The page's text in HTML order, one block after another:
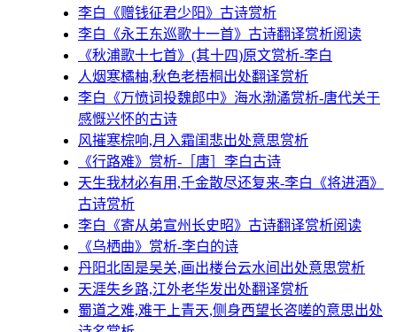
李白《赠钱征君少阳》古诗赏析
李白《永王东巡歌十一首》古诗翻译赏析阅读
《秋浦歌十七首》(其十四)原文赏析-李白
人烟寒橘柚,秋色老梧桐出处翻译赏析
李白《万愤词投魏郎中》海水渤潏赏析-唐代关于
感慨兴怀的古诗
风摧寒棕响,月入霜闺悲出处意思赏析
《行路难》赏析-［唐］李白古诗
天生我材必有用,千金散尽还复来-李白《将进酒》
古诗赏析
李白《寄从弟宣州长史昭》古诗翻译赏析阅读
《乌栖曲》赏析-李白的诗
丹阳北固是吴关,画出楼台云水间出处意思赏析
天涯失乡路,江外老华发出处翻译赏析
蜀道之难,难于上青天,侧身西望长咨嗟的意思出处